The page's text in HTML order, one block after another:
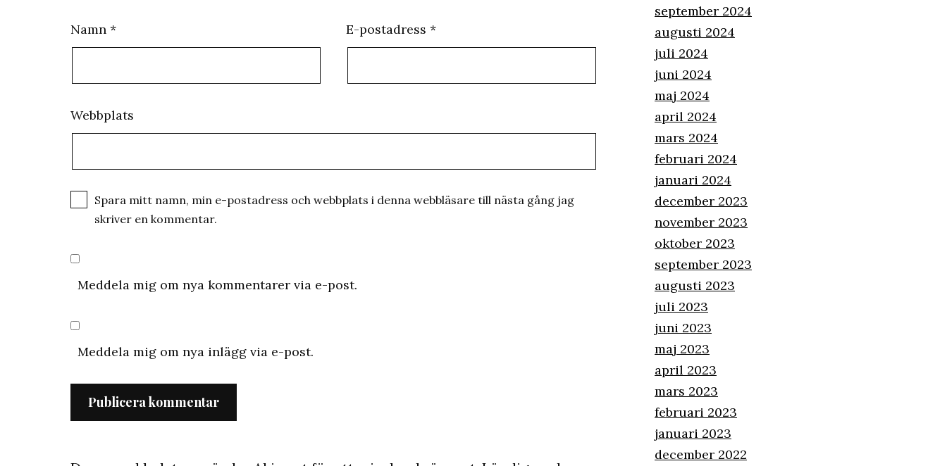
Namn * E-postadress *
Webbplats
Spara mitt namn, min e-postadress och webbplats i denna webbläsare till nästa gång jag
skriver en kommentar.
Meddela mig om nya kommentarer via e-post.
Meddela mig om nya inlägg via e-post.
september 2024
augusti 2024
juli 2024
juni 2024
maj 2024
april 2024
mars 2024
februari 2024
januari 2024
december 2023
november 2023
oktober 2023
september 2023
augusti 2023
juli 2023
juni 2023
maj 2023
april 2023
mars 2023
februari 2023
januari 2023
december 2022